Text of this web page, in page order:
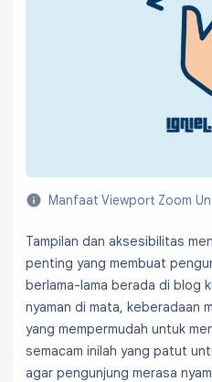
Manfaat Viewport Zoom
Tampilan dan aksesibilitas
penting yang membuat
berlama-lama berada di blog
nyaman di mata, keberadaan
yang mempermudah untuk
semacam inilah yang patut
agar pengunjung merasa